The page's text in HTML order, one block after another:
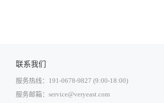
联系我们
服务热线：191-0678-9827 (9:00-18:00)
服务邮箱：service@veryeast.com